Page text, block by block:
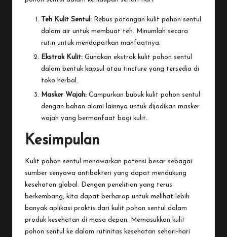
Teh Kulit Sentul: Rebus potongan kulit pohon sentul
dalam air untuk membuat teh. Minumlah secara
rutin untuk mendapatkan manfaatnya.
Ekstrak Kulit: Gunakan ekstrak kulit pohon sentul
dalam bentuk kapsul atau tincture yang tersedia di
toko herbal.
Masker Wajah: Campurkan bubuk kulit pohon sentul
dengan bahan alami lainnya untuk dijadikan masker
wajah yang bermanfaat bagi kulit.
Kesimpulan
Kulit pohon sentul menawarkan potensi besar sebagai
sumber senyawa antibakteri yang dapat mendukung
kesehatan global. Dengan penelitian yang terus
berkembang, kita dapat berharap untuk melihat lebih
banyak aplikasi praktis dari kulit pohon sentul dalam
produk kesehatan di masa depan. Memasukkan kulit
pohon sentul ke dalam rutinitas kesehatan sehari-hari